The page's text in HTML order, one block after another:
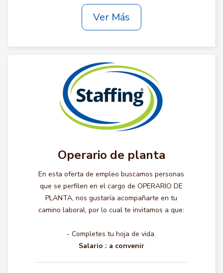
Ver Más
Operario de planta
En esta oferta de empleo buscamos personas
que se perfilen en el cargo de OPERARIO DE
PLANTA, nos gustaría acompañarte en tu
camino laboral, por lo cual te invitamos a que:
- Completes tu hoja de vida.
Salario : a convenir